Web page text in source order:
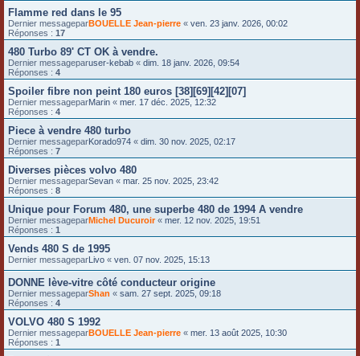
Flamme red dans le 95
Dernier messageparBOUELLE Jean-pierre « ven. 23 janv. 2026, 00:02
Réponses : 17
480 Turbo 89' CT OK à vendre.
Dernier messageparuser-kebab « dim. 18 janv. 2026, 09:54
Réponses : 4
Spoiler fibre non peint 180 euros [38][69][42][07]
Dernier messageparMarin « mer. 17 déc. 2025, 12:32
Réponses : 4
Piece à vendre 480 turbo
Dernier messageparKorado974 « dim. 30 nov. 2025, 02:17
Réponses : 7
Diverses pièces volvo 480
Dernier messageparSevan « mar. 25 nov. 2025, 23:42
Réponses : 8
Unique pour Forum 480, une superbe 480 de 1994 A vendre
Dernier messageparMichel Ducuroir« mer. 12 nov. 2025, 19:51
Réponses : 1
Vends 480 S de 1995
Dernier messageparLivo « ven. 07 nov. 2025, 15:13
DONNE lève-vitre côté conducteur origine
Dernier messageparShan « sam. 27 sept. 2025, 09:18
Réponses : 4
VOLVO 480 S 1992
Dernier messageparBOUELLE Jean-pierre « mer. 13 août 2025, 10:30
Réponses : 1